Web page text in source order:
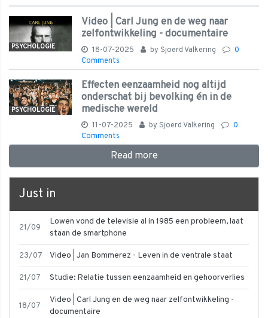
PSYCHOLOGIE
Video | Carl Jung en de weg naar
zelfontwikkeling - documentaire
18-07-2025 by Sjoerd Valkering
0
Comments
PSYCHOLOGIE
Effecten eenzaamheid nog altijd
onderschat bij bevolking én in de
medische wereld
11-07-2025 by Sjoerd Valkering
0
Comments
Read more
Just in
21/09
Lowen vond de televisie al in 1985 een probleem, laat
staan de smartphone
23/07 Video | Jan Bommerez - Leven in de ventrale staat
21/07 Studie: Relatie tussen eenzaamheid en gehoorverlies
18/07
Video | Carl Jung en de weg naar zelfontwikkeling -
documentaire